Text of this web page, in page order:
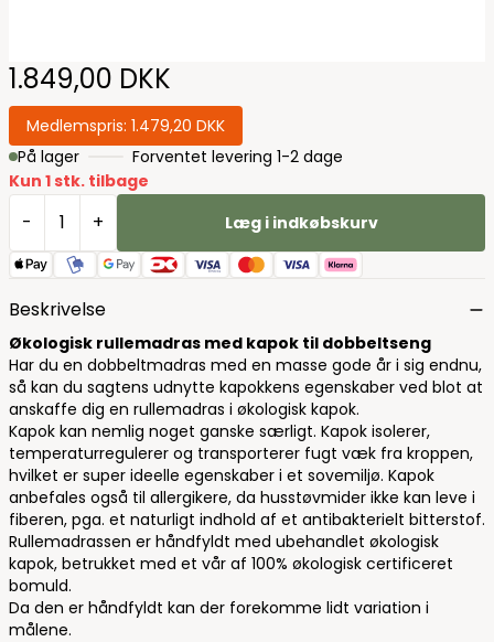
1.849,00 DKK
Medlemspris: 1.479,20 DKK
På lager
Forventet levering 1-2 dage
Kun 1 stk. tilbage
- + Læg i indkøbskurv
Beskrivelse
Økologisk rullemadras med kapok til dobbeltseng
Har du en dobbeltmadras med en masse gode år i sig endnu,
så kan du sagtens udnytte kapokkens egenskaber ved blot at
anskaffe dig en rullemadras i økologisk kapok.
Kapok kan nemlig noget ganske særligt. Kapok isolerer,
temperaturregulerer og transporterer fugt væk fra kroppen,
hvilket er super ideelle egenskaber i et sovemiljø. Kapok
anbefales også til allergikere, da husstøvmider ikke kan leve i
fiberen, pga. et naturligt indhold af et antibakterielt bitterstof.
Rullemadrassen er håndfyldt med ubehandlet økologisk
kapok, betrukket med et vår af 100% økologisk certificeret
bomuld.
Da den er håndfyldt kan der forekomme lidt variation i
målene.